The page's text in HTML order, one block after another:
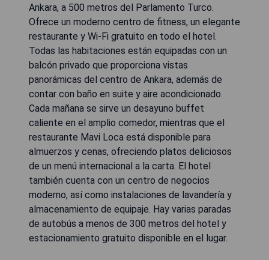
Ankara, a 500 metros del Parlamento Turco.
Ofrece un moderno centro de fitness, un elegante
restaurante y Wi-Fi gratuito en todo el hotel.
Todas las habitaciones están equipadas con un
balcón privado que proporciona vistas
panorámicas del centro de Ankara, además de
contar con baño en suite y aire acondicionado.
Cada mañana se sirve un desayuno buffet
caliente en el amplio comedor, mientras que el
restaurante Mavi Loca está disponible para
almuerzos y cenas, ofreciendo platos deliciosos
de un menú internacional a la carta. El hotel
también cuenta con un centro de negocios
moderno, así como instalaciones de lavandería y
almacenamiento de equipaje. Hay varias paradas
de autobús a menos de 300 metros del hotel y
estacionamiento gratuito disponible en el lugar.